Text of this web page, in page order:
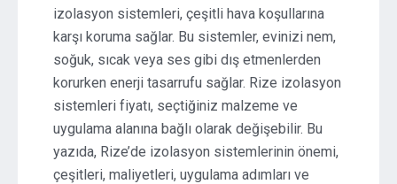
izolasyon sistemleri, çeşitli hava koşullarına
karşı koruma sağlar. Bu sistemler, evinizi nem,
soğuk, sıcak veya ses gibi dış etmenlerden
korurken enerji tasarrufu sağlar. Rize izolasyon
sistemleri fiyatı, seçtiğiniz malzeme ve
uygulama alanına bağlı olarak değişebilir. Bu
yazıda, Rize’de izolasyon sistemlerinin önemi,
çeşitleri, maliyetleri, uygulama adımları ve